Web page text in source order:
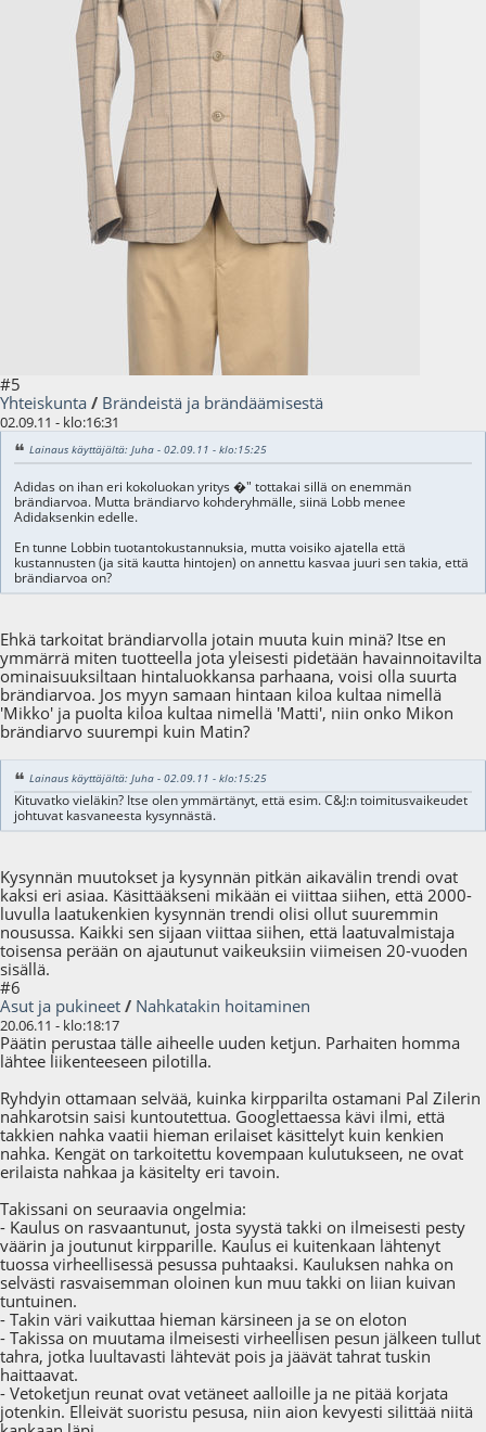
#5
Yhteiskunta / Brändeistä ja brändäämisestä
02.09.11 - klo:16:31
Lainaus käyttäjältä: Juha - 02.09.11 - klo:15:25
Adidas on ihan eri kokoluokan yritys �" tottakai sillä on enemmän
brändiarvoa. Mutta brändiarvo kohderyhmälle, siinä Lobb menee
Adidaksenkin edelle.
En tunne Lobbin tuotantokustannuksia, mutta voisiko ajatella että
kustannusten (ja sitä kautta hintojen) on annettu kasvaa juuri sen takia, että
brändiarvoa on?
Ehkä tarkoitat brändiarvolla jotain muuta kuin minä? Itse en
ymmärrä miten tuotteella jota yleisesti pidetään havainnoitavilta
ominaisuuksiltaan hintaluokkansa parhaana, voisi olla suurta
brändiarvoa. Jos myyn samaan hintaan kiloa kultaa nimellä
'Mikko' ja puolta kiloa kultaa nimellä 'Matti', niin onko Mikon
brändiarvo suurempi kuin Matin?
Lainaus käyttäjältä: Juha - 02.09.11 - klo:15:25
Kituvatko vieläkin? Itse olen ymmärtänyt, että esim. C&J:n toimitusvaikeudet
johtuvat kasvaneesta kysynnästä.
Kysynnän muutokset ja kysynnän pitkän aikavälin trendi ovat
kaksi eri asiaa. Käsittääkseni mikään ei viittaa siihen, että 2000-
luvulla laatukenkien kysynnän trendi olisi ollut suuremmin
nousussa. Kaikki sen sijaan viittaa siihen, että laatuvalmistaja
toisensa perään on ajautunut vaikeuksiin viimeisen 20-vuoden
sisällä.
#6
Asut ja pukineet / Nahkatakin hoitaminen
20.06.11 - klo:18:17
Päätin perustaa tälle aiheelle uuden ketjun. Parhaiten homma
lähtee liikenteeseen pilotilla.
Ryhdyin ottamaan selvää, kuinka kirpparilta ostamani Pal Zilerin
nahkarotsin saisi kuntoutettua. Googlettaessa kävi ilmi, että
takkien nahka vaatii hieman erilaiset käsittelyt kuin kenkien
nahka. Kengät on tarkoitettu kovempaan kulutukseen, ne ovat
erilaista nahkaa ja käsitelty eri tavoin.
Takissani on seuraavia ongelmia:
- Kaulus on rasvaantunut, josta syystä takki on ilmeisesti pesty
väärin ja joutunut kirpparille. Kaulus ei kuitenkaan lähtenyt
tuossa virheellisessä pesussa puhtaaksi. Kauluksen nahka on
selvästi rasvaisemman oloinen kun muu takki on liian kuivan
tuntuinen.
- Takin väri vaikuttaa hieman kärsineen ja se on eloton
- Takissa on muutama ilmeisesti virheellisen pesun jälkeen tullut
tahra, jotka luultavasti lähtevät pois ja jäävät tahrat tuskin
haittaavat.
- Vetoketjun reunat ovat vetäneet aalloille ja ne pitää korjata
jotenkin. Elleivät suoristu pesusa, niin aion kevyesti silittää niitä